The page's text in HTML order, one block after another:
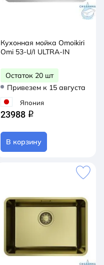
Кухонная мойка Omoikiri
Omi 53-U/I ULTRA-IN
Остаток 20 шт
Привезем к 15 августа
Япония
23988 q
В корзину